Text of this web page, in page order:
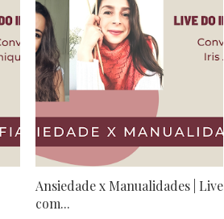
Ansiedade x Manualidades | Live
com...